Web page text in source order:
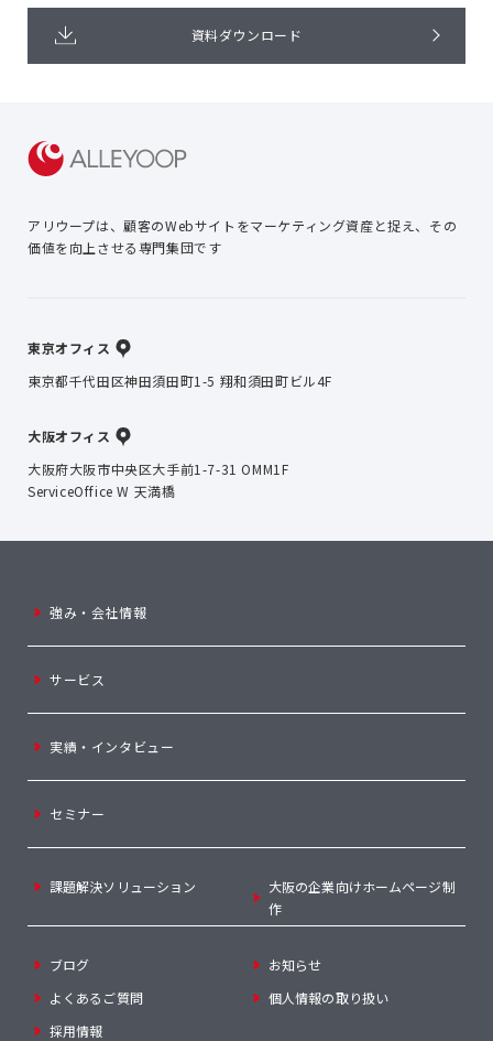
資料ダウンロード
アリウープは、顧客のWebサイトをマーケティング資産と捉え、 その
価値を向上させる専門集団です
東京オフィス
東京都千代田区神田須田町1-5 翔和須田町ビル4F
大阪オフィス
大阪府大阪市中央区大手前1-7-31 OMM1F
ServiceOffice W 天満橋
強み・会社情報
サービス
実績・インタビュー
セミナー
課題解決ソリューション
大阪の企業向けホームページ制
作
ブログ
お知らせ
よくあるご質問
個人情報の取り扱い
採用情報